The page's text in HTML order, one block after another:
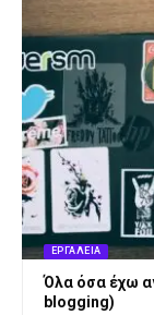
ΕΡΓΑΛΕΊΑ
Όλα όσα έχω
blogging)